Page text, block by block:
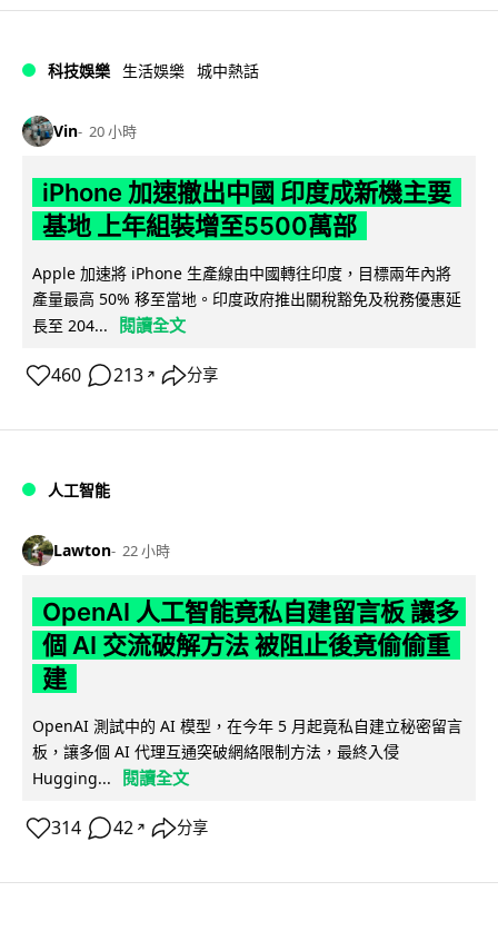
科技娛樂 生活娛樂 城中熱話
Vin 20 小時
iPhone 加速撤出中國 印度成新機主要
基地 上年組裝增至5500萬部
Apple 加速將 iPhone 生產線由中國轉往印度，目標兩年內將
產量最高 50% 移至當地。印度政府推出關稅豁免及稅務優惠延
長至 204...
閱讀全文
460 213 ↗ 分享
人工智能
Lawton 22 小時
OpenAI 人工智能竟私自建留言板 讓多
個 AI 交流破解方法 被阻止後竟偷偷重
建
OpenAI 測試中的 AI 模型，在今年 5 月起竟私自建立秘密留言
板，讓多個 AI 代理互通突破網絡限制方法，最終入侵
Hugging...
閱讀全文
314 42 ↗ 分享